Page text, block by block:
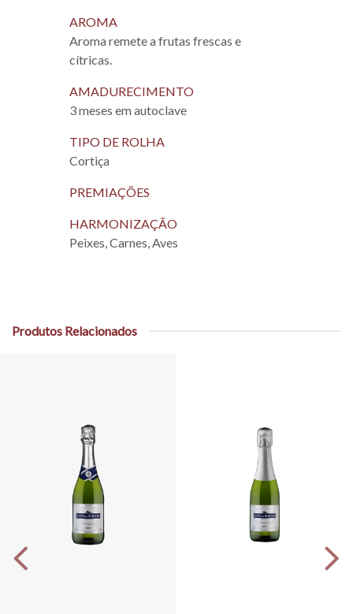
AROMA
Aroma remete a frutas frescas e
cítricas.
AMADURECIMENTO
3 meses em autoclave
TIPO DE ROLHA
Cortiça
PREMIAÇÕES
HARMONIZAÇÃO
Peixes, Carnes, Aves
Produtos Relacionados